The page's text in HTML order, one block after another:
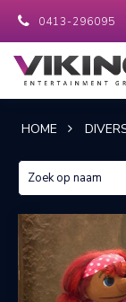
0413-296095
HOME